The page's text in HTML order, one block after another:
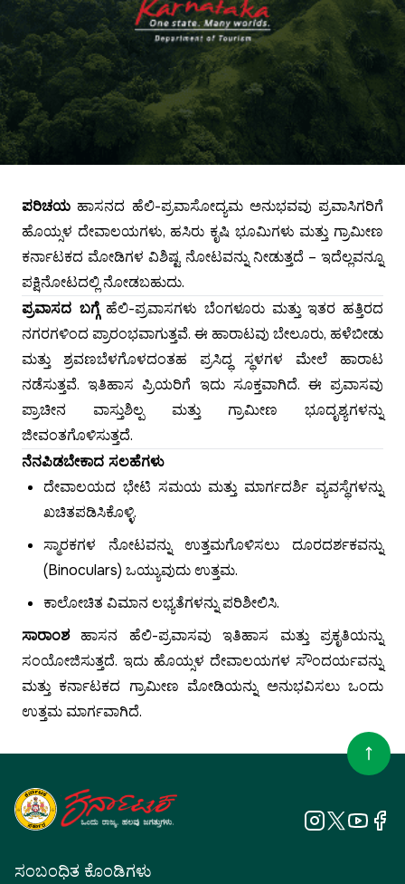
ಪರಿಚಯ ಹಾಸನದ ಹೆಲಿ-ಪ್ರವಾಸೋದ್ಯಮ ಅನುಭವವು ಪ್ರವಾಸಿಗರಿಗೆ
ಹೊಯ್ಸಳ ದೇವಾಲಯಗಳು, ಹಸಿರು ಕೃಷಿ ಭೂಮಿಗಳು ಮತ್ತು ಗ್ರಾಮೀಣ
ಕರ್ನಾಟಕದ ಮೋಡಿಗಳ ವಿಶಿಷ್ಟ ನೋಟವನ್ನು ನೀಡುತ್ತದೆ – ಇದೆಲ್ಲವನ್ನೂ
ಪಕ್ಷಿನೋಟದಲ್ಲಿ ನೋಡಬಹುದು.
ಪ್ರವಾಸದ ಬಗ್ಗೆಹೆಲಿ-ಪ್ರವಾಸಗಳು ಬೆಂಗಳೂರು ಮತ್ತು ಇತರ ಹತ್ತಿರದ
ನಗರಗಳಿಂದ ಪ್ರಾರಂಭವಾಗುತ್ತವೆ. ಈ ಹಾರಾಟವು ಬೇಲೂರು, ಹಳೆಬೀಡು
ಮತ್ತು ಶ್ರವಣಬೆಳಗೊಳದಂತಹ ಪ್ರಸಿದ್ಧ ಸ್ಥಳಗಳ ಮೇಲೆ ಹಾರಾಟ
ನಡೆಸುತ್ತವೆ. ಇತಿಹಾಸ ಪ್ರಿಯರಿಗೆ ಇದು ಸೂಕ್ತವಾಗಿದೆ. ಈ ಪ್ರವಾಸವು
ಪ್ರಾಚೀನ ವಾಸ್ತುಶಿಲ್ಪ ಮತ್ತು ಗ್ರಾಮೀಣ ಭೂದೃಶ್ಯಗಳನ್ನು
ಜೀವಂತಗೊಳಿಸುತ್ತದೆ.
ನೆನಪಿಡಬೇಕಾದ ಸಲಹೆಗಳು
ದೇವಾಲಯದ ಭೇಟಿ ಸಮಯ ಮತ್ತು ಮಾರ್ಗದರ್ಶಿ ವ್ಯವಸ್ಥೆಗಳನ್ನು
ಖಚಿತಪಡಿಸಿಕೊಳ್ಳಿ.
ಸ್ಮಾರಕಗಳ ನೋಟವನ್ನು ಉತ್ತಮಗೊಳಿಸಲು ದೂರದರ್ಶಕವನ್ನು
(Binoculars) ಒಯ್ಯುವುದು ಉತ್ತಮ.
ಕಾಲೋಚಿತ ವಿಮಾನ ಲಭ್ಯತೆಗಳನ್ನು ಪರಿಶೀಲಿಸಿ.
ಸಾರಾಂಶಹಾಸನ ಹೆಲಿ-ಪ್ರವಾಸವು ಇತಿಹಾಸ ಮತ್ತು ಪ್ರಕೃತಿಯನ್ನು
ಸಂಯೋಜಿಸುತ್ತದೆ. ಇದು ಹೊಯ್ಸಳ ದೇವಾಲಯಗಳ ಸೌಂದರ್ಯವನ್ನು
ಮತ್ತು ಕರ್ನಾಟಕದ ಗ್ರಾಮೀಣ ಮೋಡಿಯನ್ನು ಅನುಭವಿಸಲು ಒಂದು
ಉತ್ತಮ ಮಾರ್ಗವಾಗಿದೆ.
ಸಂಬಂಧಿತ ಕೊಂಡಿಗಳು